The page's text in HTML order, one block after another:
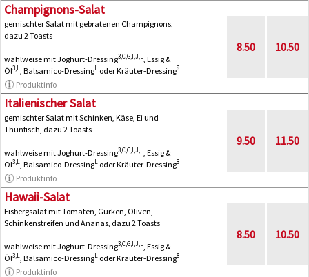
Champignons-Salat
gemischter Salat mit gebratenen Champignons,
dazu 2 Toasts
wahlweise mit Joghurt-Dressing3,C,G,I,J,L , Essig &
Öl3,L , Balsamico-DressingL oder Kräuter-Dressing8
Produktinfo
8.50 10.50
Italienischer Salat
gemischter Salat mit Schinken, Käse, Ei und
Thunfisch, dazu 2 Toasts
wahlweise mit Joghurt-Dressing3,C,G,I,J,L , Essig &
Öl3,L , Balsamico-DressingL oder Kräuter-Dressing8
Produktinfo
9.50 11.50
Hawaii-Salat
Eisbergsalat mit Tomaten, Gurken, Oliven,
Schinkenstreifen und Ananas, dazu 2 Toasts
wahlweise mit Joghurt-Dressing3,C,G,I,J,L , Essig &
Öl3,L , Balsamico-DressingL oder Kräuter-Dressing8
Produktinfo
8.50 10.50